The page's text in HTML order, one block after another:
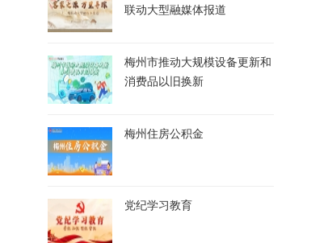
联动大型融媒体报道
梅州市推动大规模设备更新和
消费品以旧换新
梅州住房公积金
党纪学习教育